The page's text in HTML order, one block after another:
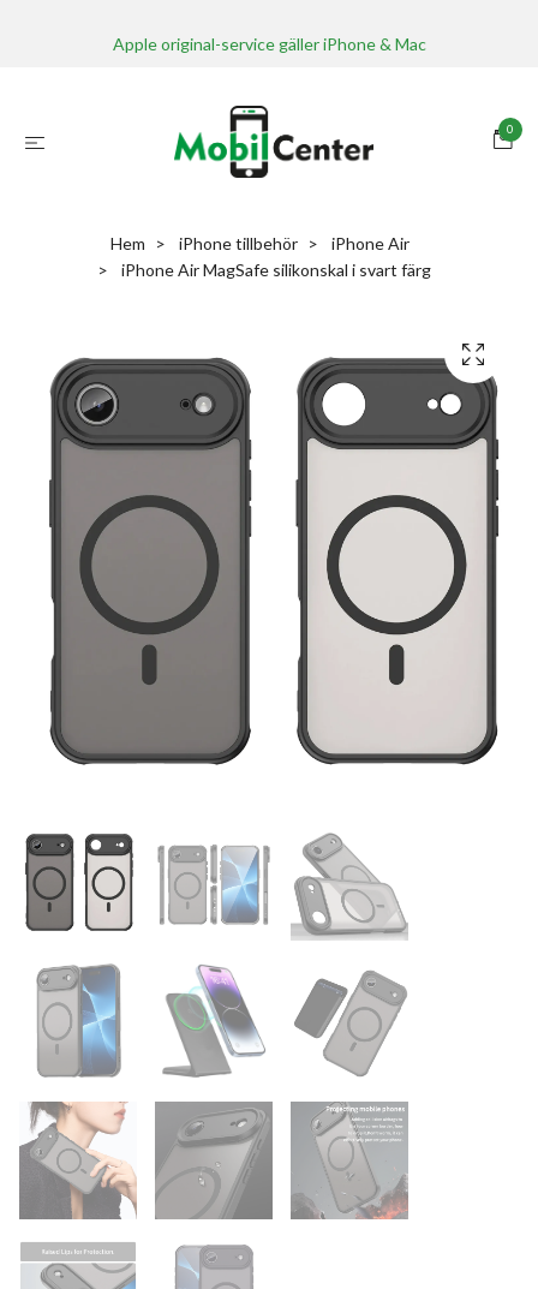
Apple original-service gäller iPhone & Mac
0
Hem iPhone tillbehör
iPhone Air
iPhone Air MagSafe silikonskal i svart färg